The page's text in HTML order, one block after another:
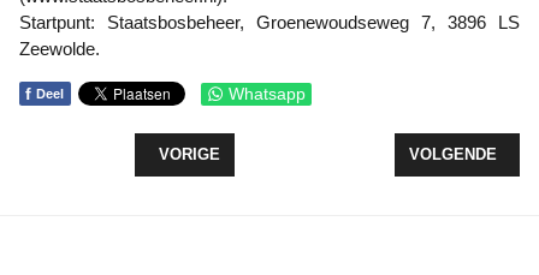
Startpunt: Staatsbosbeheer, Groenewoudseweg 7, 3896 LS
Zeewolde.
f Deel Whatsapp
VORIG ARTIKEL: ZEEWOLDE VOOR ELKAAR
VORIGE VOLGENDE
VOLGENDE